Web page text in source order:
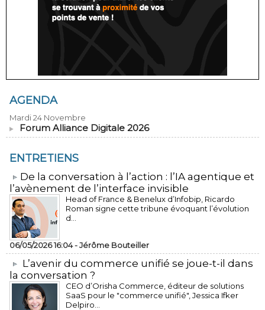
AGENDA
Mardi 24 Novembre
Forum Alliance Digitale 2026
ENTRETIENS
​De la conversation à l’action : l’IA agentique et
l’avènement de l’interface invisible
Head of France & Benelux d’Infobip, Ricardo
Roman signe cette tribune évoquant l’évolution
d...
06/05/2026 16:04 -Jérôme Bouteiller
L’avenir du commerce unifié se joue-t-il dans
la conversation ?
CEO d’Orisha Commerce, éditeur de solutions
SaaS pour le "commerce unifié", Jessica Ifker
Delpiro...